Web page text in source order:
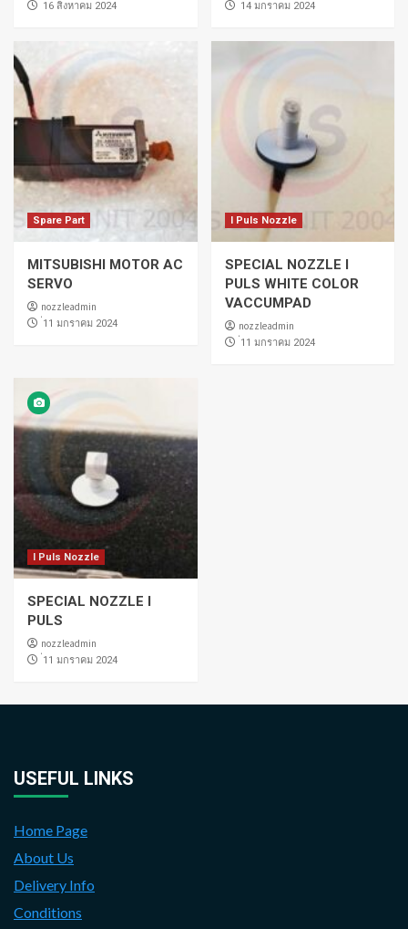
่16 สิงหาคม 2024 ่14 มกราคม 2024
Spare Part
MITSUBISHI MOTOR AC
SERVO
nozzleadmin
่11 มกราคม 2024
I Puls Nozzle
SPECIAL NOZZLE I
PULS WHITE COLOR
VACCUMPAD
nozzleadmin
่11 มกราคม 2024
I Puls Nozzle
SPECIAL NOZZLE I
PULS
nozzleadmin
่11 มกราคม 2024
USEFUL LINKS
Home Page
About Us
Delivery Info
Conditions